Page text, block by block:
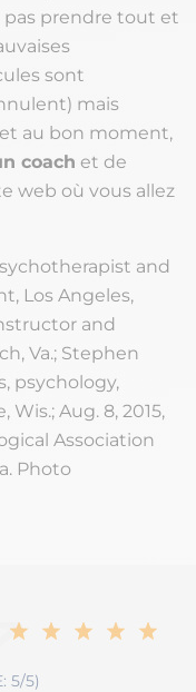
prendre tout et
sont
mais
au bon moment,
coach et de
web où vous allez
and
Los Angeles,
and
Va.; Stephen
psychology,
Aug. 8, 2015,
Association
Photo
5/5)